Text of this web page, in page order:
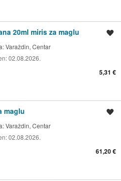
20ml miris za maglu
Varaždin, Centar
02.08.2026.
5,31 €
maglu
Varaždin, Centar
02.08.2026.
61,20 €